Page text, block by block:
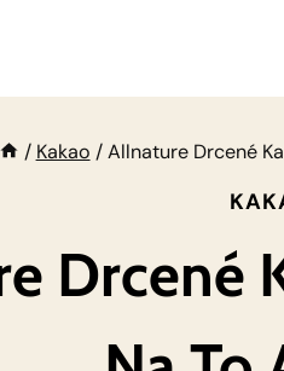
/ Kakao / Allnature Drcené
Drcené